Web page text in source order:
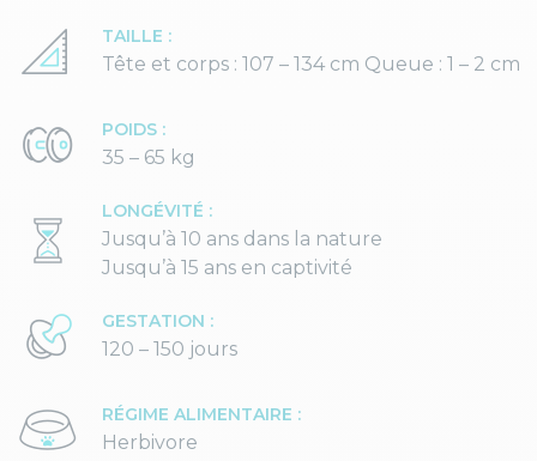
TAILLE :
Tête et corps : 107 – 134 cm Queue : 1 – 2 cm
POIDS :
35 – 65 kg
LONGÉVITÉ :
Jusqu’à 10 ans dans la nature
Jusqu’à 15 ans en captivité
GESTATION :
120 – 150 jours
RÉGIME ALIMENTAIRE :
Herbivore